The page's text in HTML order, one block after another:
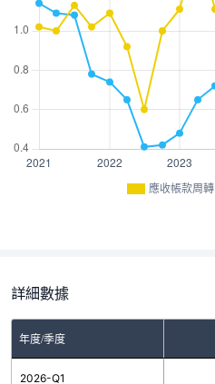
應收帳款周轉
詳細數據
年度/季度
2026-Q1